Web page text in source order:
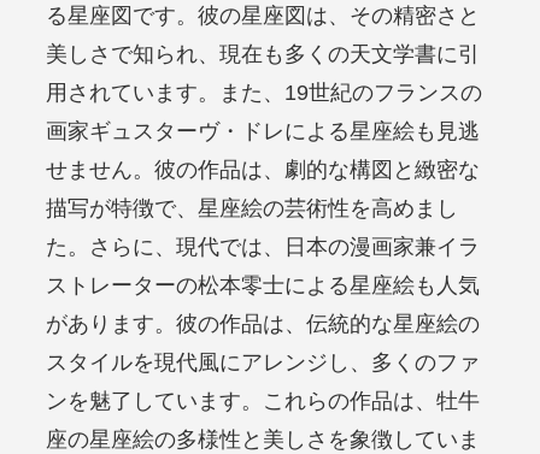
る星座図です。彼の星座図は、その精密さと
美しさで知られ、現在も多くの天文学書に引
用されています。また、19世紀のフランスの
画家ギュスターヴ・ドレによる星座絵も見逃
せません。彼の作品は、劇的な構図と緻密な
描写が特徴で、星座絵の芸術性を高めまし
た。さらに、現代では、日本の漫画家兼イラ
ストレーターの松本零士による星座絵も人気
があります。彼の作品は、伝統的な星座絵の
スタイルを現代風にアレンジし、多くのファ
ンを魅了しています。これらの作品は、牡牛
座の星座絵の多様性と美しさを象徴していま